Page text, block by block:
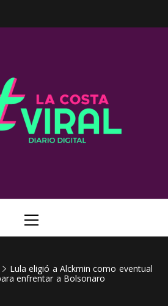
Viral
Menu
Lula eligió a Alckmin como eventual
enfrentar a Bolsonaro